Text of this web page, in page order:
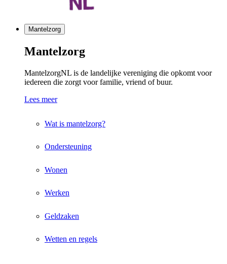
Mantelzorg
Mantelzorg
MantelzorgNL is de landelijke vereniging die opkomt voor
iedereen die zorgt voor familie, vriend of buur.
Lees meer
Wat is mantelzorg?
Ondersteuning
Wonen
Werken
Geldzaken
Wetten en regels